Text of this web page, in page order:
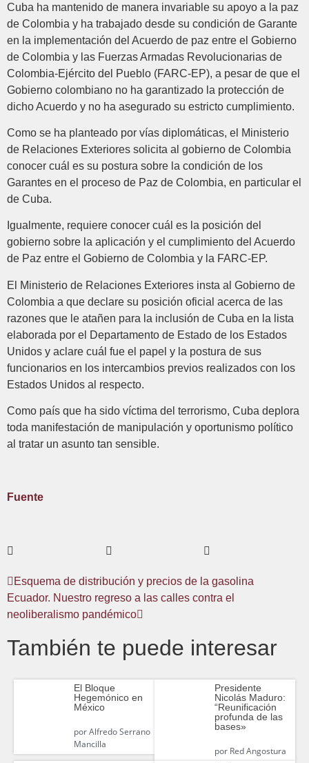
Cuba ha mantenido de manera invariable su apoyo a la paz
de Colombia y ha trabajado desde su condición de Garante
en la implementación del Acuerdo de paz entre el Gobierno
de Colombia y las Fuerzas Armadas Revolucionarias de
Colombia-Ejército del Pueblo (FARC-EP), a pesar de que el
Gobierno colombiano no ha garantizado la protección de
dicho Acuerdo y no ha asegurado su estricto cumplimiento.
Como se ha planteado por vías diplomáticas, el Ministerio
de Relaciones Exteriores solicita al gobierno de Colombia
conocer cuál es su postura sobre la condición de los
Garantes en el proceso de Paz de Colombia, en particular el
de Cuba.
Igualmente, requiere conocer cuál es la posición del
gobierno sobre la aplicación y el cumplimiento del Acuerdo
de Paz entre el Gobierno de Colombia y la FARC-EP.
El Ministerio de Relaciones Exteriores insta al Gobierno de
Colombia a que declare su posición oficial acerca de las
razones que le atañen para la inclusión de Cuba en la lista
elaborada por el Departamento de Estado de los Estados
Unidos y aclare cuál fue el papel y la postura de sus
funcionarios en los intercambios previos realizados con los
Estados Unidos al respecto.
Como país que ha sido víctima del terrorismo, Cuba deplora
toda manifestación de manipulación y oportunismo político
al tratar un asunto tan sensible.
Fuente
Esquema de distribución y precios de la gasolina
Ecuador. Nuestro regreso a las calles contra el
neoliberalismo pandémico
También te puede interesar
El Bloque
Hegemónico en
México
porAlfredo Serrano
Mancilla
Presidente
Nicolás Maduro:
“Reunificación
profunda de las
bases»
porRed Angostura